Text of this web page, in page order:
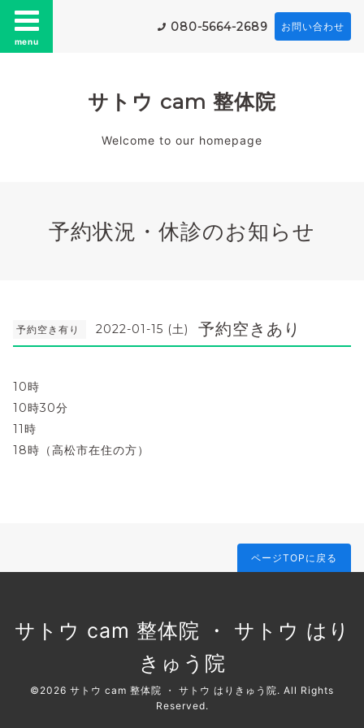
menu
080-5664-2689 お問い合わせ
サトウ cam 整体院
Welcome to our homepage
予約状況・休診のお知らせ
予約空き有り 2022-01-15 (土) 予約空きあり
10時
10時30分
11時
18時（高松市在住の方）
ページTOPに戻る
サトウ cam 整体院 ・ サトウ はり
きゅう院
©2026 サトウ cam 整体院 ・ サトウ はりきゅう院. All Rights
Reserved.